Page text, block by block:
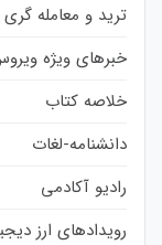
ترید و معامله گری
خبرهای ویژه
خلاصه کتاب
دانشنامه-لغات
رادیو آکادمی
رویدادهای ارز